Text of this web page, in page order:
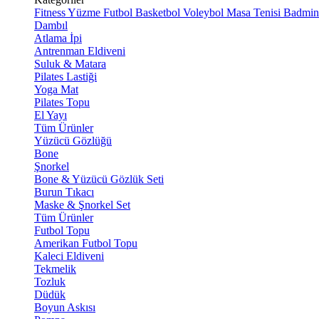
FitnessYüzme Futbol Basketbol Voleybol Masa Tenisi
Dambıl
Atlama İpi
Antrenman Eldiveni
Suluk & Matara
Pilates Lastiği
Yoga Mat
Pilates Topu
El Yayı
Tüm Ürünler
Yüzücü Gözlüğü
Bone
Şnorkel
Bone & Yüzücü Gözlük Seti
Burun Tıkacı
Maske & Şnorkel Set
Tüm Ürünler
Futbol Topu
Amerikan Futbol Topu
Kaleci Eldiveni
Tekmelik
Tozluk
Düdük
Boyun Askısı